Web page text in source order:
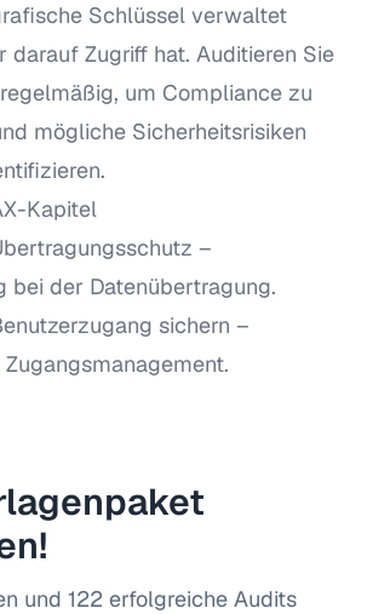
Schlüssel verwaltet
darauf Zugriff hat. Auditieren Sie
um Compliance zu
mögliche Sicherheitsrisiken
Kapitel
–
bei der Datenübertragung.
sichern –
und 122 erfolgreiche Audits